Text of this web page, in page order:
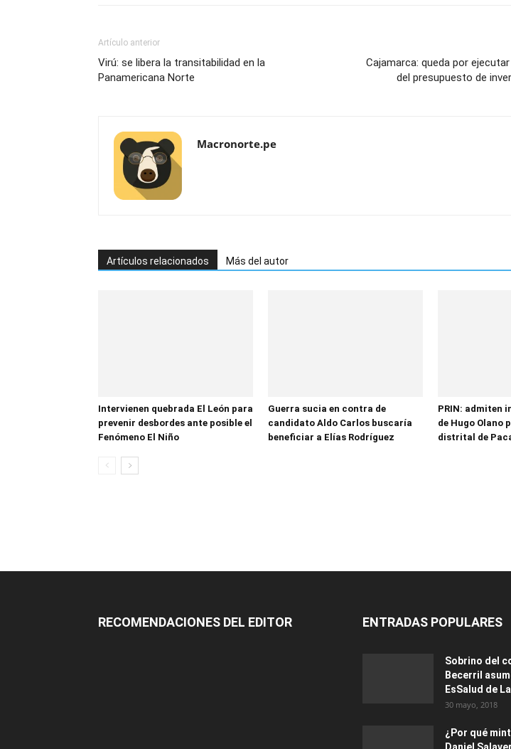
Artículo anterior
Virú: se libera la transitabilidad en la
Panamericana Norte
Cajamarca: queda por
del presupuesto de
Macronorte.pe
Artículos relacionados Más del autor
Intervienen quebrada El León para
prevenir desbordes ante posible el
Fenómeno El Niño
Guerra sucia en contra de
candidato Aldo Carlos buscaría
beneficiar a Elías Rodríguez
PRIN: admiten
de Hugo Olano
distrital de
RECOMENDACIONES DEL EDITOR ENTRADAS POPULARES
Sobrino del
Becerril
EsSalud de
30 mayo, 2018
¿Por qué